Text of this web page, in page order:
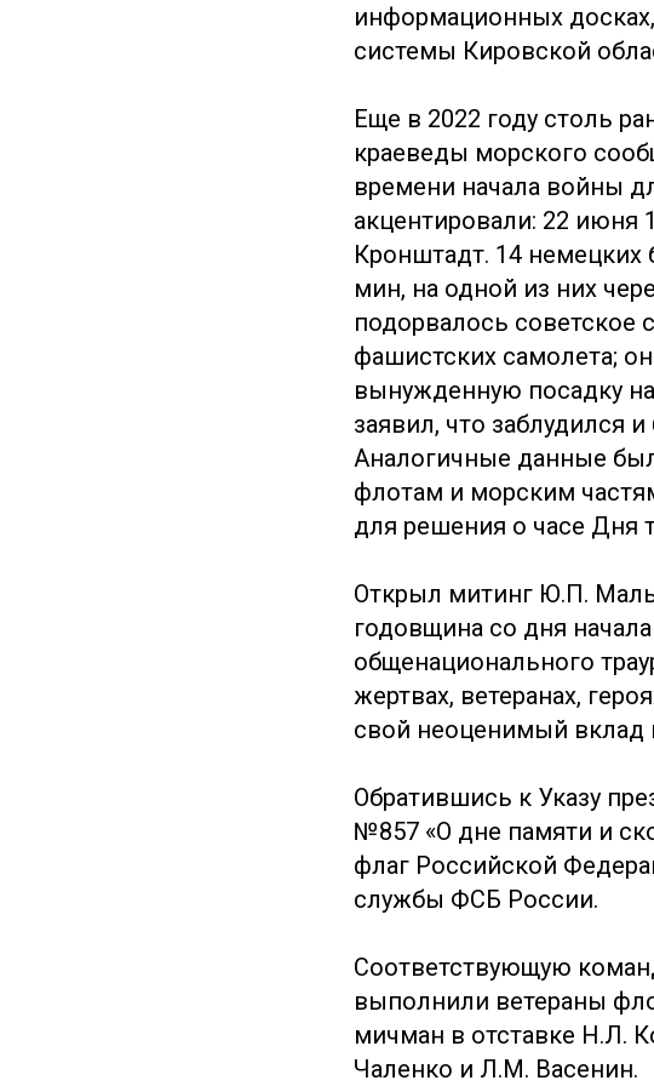
информационных
системы Кировской
Еще в 2022 году столь
краеведы морского
времени начала войны
акцентировали: 22 июня
Кронштадт. 14
мин, на одной из них
подорвалось советское
фашистских самолета;
вынужденную посадку
заявил, что заблудился
Аналогичные данные
флотам и морским
для решения о часе Дня
Открыл митинг Ю.П.
годовщина со дня
общенационального
жертвах, ветеранах,
свой неоценимый вклад
Обратившись к Указу
№857 «О дне памяти и
флаг Российской
службы ФСБ России.
Соответствующую
выполнили ветераны
мичман в отставке Н.Л.
Чаленко и Л.М. Васенин.